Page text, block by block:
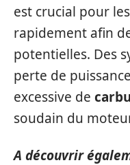
est crucial pour
rapidement afin
potentielles. Des
perte de
excessive de
soudain du
A découvrir